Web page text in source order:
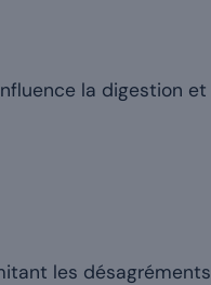
la digestion et
les désagréments